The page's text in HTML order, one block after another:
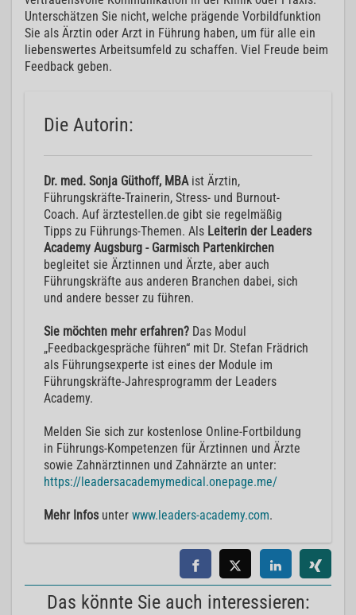
Unterschätzen Sie nicht, welche prägende Vorbildfunktion
Sie als Ärztin oder Arzt in Führung haben, um für alle ein
liebenswertes Arbeitsumfeld zu schaffen. Viel Freude beim
Feedback geben.
Die Autorin:
Dr. med. Sonja Güthoff, MBA ist Ärztin,
Führungskräfte-Trainerin, Stress- und Burnout-
Coach. Auf ärztestellen.de gibt sie regelmäßig
Tipps zu Führungs-Themen. Als Leiterin der Leaders
Academy Augsburg - Garmisch Partenkirchen
begleitet sie Ärztinnen und Ärzte, aber auch
Führungskräfte aus anderen Branchen dabei, sich
und andere besser zu führen.
Sie möchten mehr erfahren? Das Modul
„Feedbackgespräche führen“ mit Dr. Stefan Frädrich
als Führungsexperte ist eines der Module im
Führungskräfte-Jahresprogramm der Leaders
Academy.
Melden Sie sich zur kostenlose Online-Fortbildung
in Führungs-Kompetenzen für Ärztinnen und Ärzte
sowie Zahnärztinnen und Zahnärzte an unter:
https://leadersacademymedical.onepage.me/
Mehr Infos unter www.leaders-academy.com.
Das könnte Sie auch interessieren: